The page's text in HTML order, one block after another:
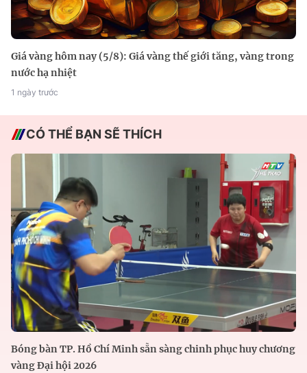
Giá vàng hôm nay (5/8): Giá vàng thế giới tăng, vàng trong
nước hạ nhiệt
1 ngày trước
CÓ THỂ BẠN SẼ THÍCH
Bóng bàn TP. Hồ Chí Minh sẵn sàng chinh phục huy chương
vàng Đại hội 2026